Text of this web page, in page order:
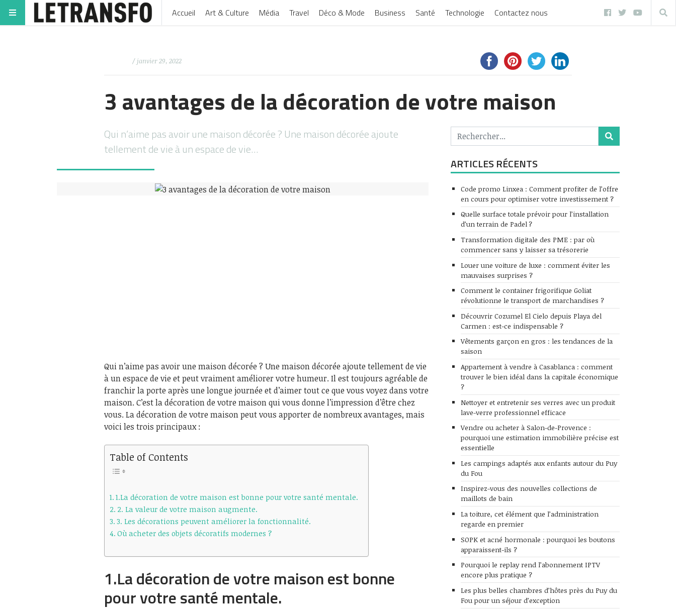
Accueil Art & Culture Média Travel Déco & Mode Business Santé Technologie Contactez nous
/ janvier 29, 2022
3 avantages de la décoration de votre maison
Qui n’aime pas avoir une maison décorée ? Une maison décorée ajoute
tellement de vie à un espace de vie…
Qui n’aime pas avoir une maison décorée ? Une maison décorée ajoute tellement de vie
à un espace de vie et peut vraiment améliorer votre humeur. Il est toujours agréable de
franchir la porte après une longue journée et d’aimer tout ce que vous voyez dans votre
maison. C’est la décoration de votre maison qui vous donne l’impression d’être chez
vous. La décoration de votre maison peut vous apporter de nombreux avantages, mais
voici les trois principaux :
Table of Contents
1.La décoration de votre maison est bonne pour votre santé mentale.
2. La valeur de votre maison augmente.
3. Les décorations peuvent améliorer la fonctionnalité.
Où acheter des objets décoratifs modernes ?
1.La décoration de votre maison est bonne
pour votre santé mentale.
ARTICLES RÉCENTS
Code promo Linxea : Comment profiter de l’offre
en cours pour optimiser votre investissement ?
Quelle surface totale prévoir pour l’installation
d’un terrain de Padel ?
Transformation digitale des PME : par où
commencer sans y laisser sa trésorerie
Louer une voiture de luxe : comment éviter les
mauvaises surprises ?
Comment le container frigorifique Goliat
révolutionne le transport de marchandises ?
Découvrir Cozumel El Cielo depuis Playa del
Carmen : est-ce indispensable ?
Vêtements garçon en gros : les tendances de la
saison
Appartement à vendre à Casablanca : comment
trouver le bien idéal dans la capitale économique
?
Nettoyer et entretenir ses verres avec un produit
lave-verre professionnel efficace
Vendre ou acheter à Salon-de-Provence :
pourquoi une estimation immobilière précise est
essentielle
Les campings adaptés aux enfants autour du Puy
du Fou
Inspirez-vous des nouvelles collections de
maillots de bain
La toiture, cet élément que l’administration
regarde en premier
SOPK et acné hormonale : pourquoi les boutons
apparaissent-ils ?
Pourquoi le replay rend l’abonnement IPTV
encore plus pratique ?
Les plus belles chambres d’hôtes près du Puy du
Fou pour un séjour d’exception